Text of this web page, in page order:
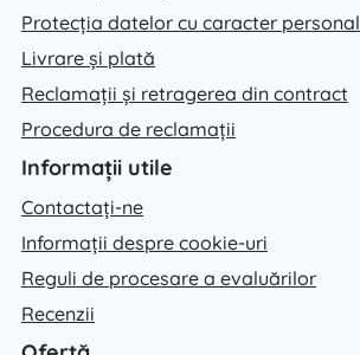
Protecția datelor cu caracter personal
Livrare și plată
Reclamații și retragerea din contract
Procedura de reclamații
Informații utile
Contactați-ne
Informații despre cookie-uri
Reguli de procesare a evaluărilor
Recenzii